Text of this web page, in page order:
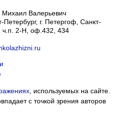
Валерьевич
Петербург, г. Петергоф, Санкт-
ч.п. 2-Н, оф.432, 434
, используемых на сайте.
с точкой зрения авторов